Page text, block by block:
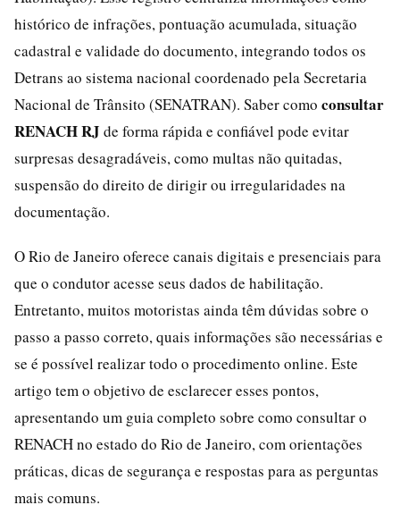
histórico de infrações, pontuação acumulada, situação
cadastral e validade do documento, integrando todos os
Detrans ao sistema nacional coordenado pela Secretaria
Nacional de Trânsito (SENATRAN). Saber como consultar
RENACH RJ de forma rápida e confiável pode evitar
surpresas desagradáveis, como multas não quitadas,
suspensão do direito de dirigir ou irregularidades na
documentação.
O Rio de Janeiro oferece canais digitais e presenciais para
que o condutor acesse seus dados de habilitação.
Entretanto, muitos motoristas ainda têm dúvidas sobre o
passo a passo correto, quais informações são necessárias e
se é possível realizar todo o procedimento online. Este
artigo tem o objetivo de esclarecer esses pontos,
apresentando um guia completo sobre como consultar o
RENACH no estado do Rio de Janeiro, com orientações
práticas, dicas de segurança e respostas para as perguntas
mais comuns.